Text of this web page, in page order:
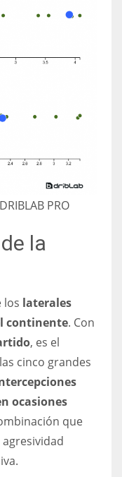
DRIBLAB PRO
la
los laterales
continente. Con
, es el
cinco grandes
ocasiones
que